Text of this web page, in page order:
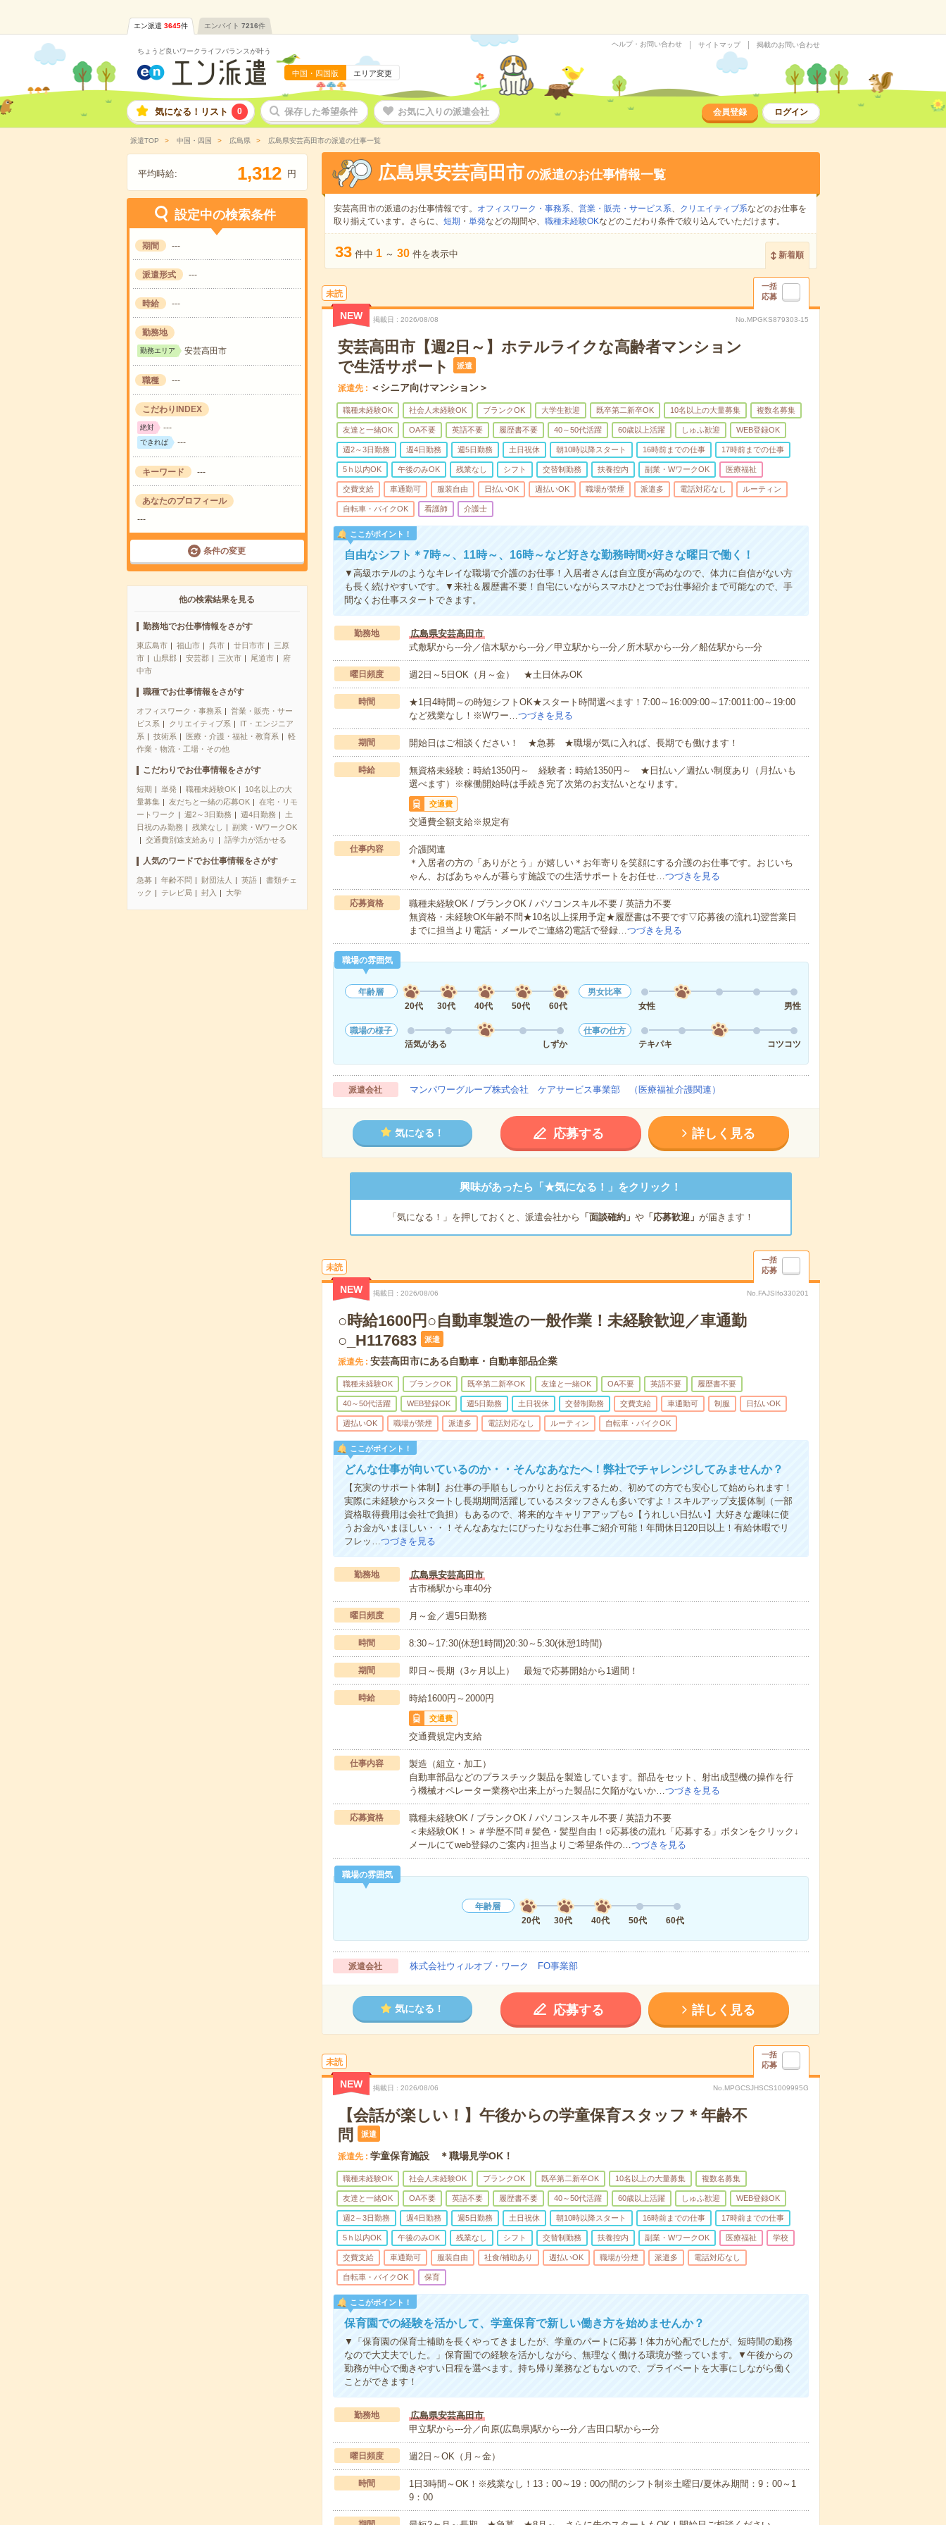
エン派遣 3645件 エンバイト 7216件
ちょうど良いワークライフバランスが叶う
中国・四国版 エリア変更
ヘルプ・お問い合わせ サイトマップ 掲載のお問い合わせ
気になる！リスト 0 保存した希望条件 お気に入りの派遣会社 会員登録 ログイン
派遣TOP 中国・四国 広島県 広島県安芸高田市の派遣の仕事一覧
平均時給: 1,312 円
設定中の検索条件
期間 ---
派遣形式 ---
時給 ---
勤務地
勤務エリア 安芸高田市
職種 ---
こだわりINDEX
絶対 ---
できれば ---
キーワード ---
あなたのプロフィール
---
条件の変更
他の検索結果を見る
勤務地でお仕事情報をさがす
東広島市 福山市 呉市 廿日市市
三原
市
山県郡 安芸郡 三次市 尾道市
府
中市
職種でお仕事情報をさがす
オフィスワーク・事務系
営業・販売・サー
ビス系
クリエイティブ系
IT・エンジニア
系
技術系 医療・介護・福祉・教育系
軽
作業・物流・工場・その他
こだわりでお仕事情報をさがす
短期 単発 職種未経験OK
10名以上の大
量募集
友だちと一緒の応募OK
在宅・リモ
ートワーク
週2～3日勤務 週4日勤務
土
日祝のみ勤務
残業なし
副業・WワークOK
交通費別途支給あり
語学力が活かせる
人気のワードでお仕事情報をさがす
急募 年齢不問 財団法人 英語
書類チェ
ック
テレビ局 封入 大学
広島県安芸高田市の派遣のお仕事情報一覧
安芸高田市の派遣のお仕事情報です。 オフィスワーク・事務系、 営業・販売・サービス系、 クリエイティブ系などのお仕事を
取り揃えています。さらに、 短期 ・ 単発などの期間や、 職種未経験OKなどのこだわり条件で絞り込んでいただけます。
33 件中 1 ～ 30 件を表示中 新着順
未読
一括
応募
NEW 掲載日 2026/08/08 No.MPGKS879303-15
安芸高田市【週2日～】ホテルライクな高齢者マンション
で生活サポート
派遣
派遣先 ＜シニア向けマンション＞
職種未経験OK 社会人未経験OK ブランクOK 大学生歓迎 既卒第二新卒OK 10名以上の大量募集 複数名募集
友達と一緒OK OA不要 英語不要 履歴書不要 40～50代活躍 60歳以上活躍 しゅふ歓迎 WEB登録OK
週2～3日勤務 週4日勤務 週5日勤務 土日祝休 朝10時以降スタート 16時前までの仕事 17時前までの仕事
5ｈ以内OK 午後のみOK 残業なし シフト 交替制勤務 扶養控内 副業・WワークOK 医療福祉
交費支給 車通勤可 服装自由 日払いOK 週払いOK 職場が禁煙 派遣多 電話対応なし ルーティン
自転車・バイクOK 看護師 介護士
ここがポイント！
自由なシフト＊7時～、11時～、16時～など好きな勤務時間×好きな曜日で働く！
▼高級ホテルのようなキレイな職場で介護のお仕事！入居者さんは自立度が高めなので、体力に自信がない方
も長く続けやすいです。▼来社＆履歴書不要！自宅にいながらスマホひとつでお仕事紹介まで可能なので、手
間なくお仕事スタートできます。
勤務地
広島県安芸高田市
式敷駅から---分／信木駅から---分／甲立駅から---分／所木駅から---分／船佐駅から---分
曜日頻度 週2日～5日OK（月～金） ★土日休みOK
時間
★1日4時間～の時短シフトOK★スタート時間選べます！7:00～16:009:00～17:0011:00～19:00
など残業なし！※Wワー…つづきを見る
期間 開始日はご相談ください！ ★急募 ★職場が気に入れば、長期でも働けます！
時給
無資格未経験：時給1350円～ 経験者：時給1350円～ ★日払い／週払い制度あり（月払いも
選べます）※稼働開始時は手続き完了次第のお支払いとなります。
交通費
交通費全額支給※規定有
仕事内容
介護関連
＊入居者の方の「ありがとう」が嬉しい＊お年寄りを笑顔にする介護のお仕事です。おじいち
ゃん、おばあちゃんが暮らす施設での生活サポートをお任せ…つづきを見る
応募資格
職種未経験OK / ブランクOK / パソコンスキル不要 / 英語力不要
無資格・未経験OK年齢不問★10名以上採用予定★履歴書は不要です▽応募後の流れ1)翌営業日
までに担当より電話・メールでご連絡2)電話で登録…つづきを見る
職場の雰囲気
年齢層
20代
30代 40代 50代 60代
男女比率
女性
男性
職場の様子
活気がある
しずか
仕事の仕方
テキパキ
コツコツ
派遣会社 マンパワーグループ株式会社 ケアサービス事業部 （医療福祉介護関連）
気になる！ 応募する 詳しく見る
興味があったら「★気になる！」をクリック！
「気になる！」を押しておくと、派遣会社から 「面談確約」 や「応募歓迎」 が届きます！
未読
一括
応募
NEW 掲載日 2026/08/06 No.FAJSIfo330201
○時給1600円○自動車製造の一般作業！未経験歓迎／車通勤
○_H117683
派遣
派遣先 安芸高田市にある自動車・自動車部品企業
職種未経験OK ブランクOK 既卒第二新卒OK 友達と一緒OK OA不要 英語不要 履歴書不要
40～50代活躍 WEB登録OK 週5日勤務 土日祝休 交替制勤務 交費支給 車通勤可 制服 日払いOK
週払いOK 職場が禁煙 派遣多 電話対応なし ルーティン 自転車・バイクOK
ここがポイント！
どんな仕事が向いているのか・・そんなあなたへ！弊社でチャレンジしてみませんか？
【充実のサポート体制】お仕事の手順もしっかりとお伝えするため、初めての方でも安心して始められます！
実際に未経験からスタートし長期期間活躍しているスタッフさんも多いですよ！スキルアップ支援体制（一部
資格取得費用は会社で負担）もあるので、将来的なキャリアアップも○【うれしい日払い】大好きな趣味に使
うお金がいまほしい・・！そんなあなたにぴったりなお仕事ご紹介可能！年間休日120日以上！有給休暇でリ
フレッ…つづきを見る
勤務地
広島県安芸高田市
古市橋駅から車40分
曜日頻度 月～金／週5日勤務
時間 8:30～17:30(休憩1時間)20:30～5:30(休憩1時間)
期間 即日～長期（3ヶ月以上） 最短で応募開始から1週間！
時給 時給1600円～2000円
交通費
交通費規定内支給
仕事内容
製造（組立・加工）
自動車部品などのプラスチック製品を製造しています。部品をセット、射出成型機の操作を行
う機械オペレーター業務や出来上がった製品に欠陥がないか…つづきを見る
応募資格
職種未経験OK / ブランクOK / パソコンスキル不要 / 英語力不要
＜未経験OK！＞＃学歴不問＃髪色・髪型自由！○応募後の流れ「応募する」ボタンをクリック↓
メールにてweb登録のご案内↓担当よりご希望条件の…つづきを見る
職場の雰囲気
年齢層
20代
30代 40代 50代 60代
派遣会社 株式会社ウィルオブ・ワーク FO事業部
気になる！ 応募する 詳しく見る
未読
一括
応募
NEW 掲載日 2026/08/06 No.MPGCSJHSCS1009995G
【会話が楽しい！】午後からの学童保育スタッフ＊年齢不
問
派遣
派遣先 学童保育施設 ＊職場見学OK！
職種未経験OK 社会人未経験OK ブランクOK 既卒第二新卒OK 10名以上の大量募集 複数名募集
友達と一緒OK OA不要 英語不要 履歴書不要 40～50代活躍 60歳以上活躍 しゅふ歓迎 WEB登録OK
週2～3日勤務 週4日勤務 週5日勤務 土日祝休 朝10時以降スタート 16時前までの仕事 17時前までの仕事
5ｈ以内OK 午後のみOK 残業なし シフト 交替制勤務 扶養控内 副業・WワークOK 医療福祉 学校
交費支給 車通勤可 服装自由 社食/補助あり 週払いOK 職場が分煙 派遣多 電話対応なし
自転車・バイクOK 保育
ここがポイント！
保育園での経験を活かして、学童保育で新しい働き方を始めませんか？
▼「保育園の保育士補助を長くやってきましたが、学童のパートに応募！体力が心配でしたが、短時間の勤務
なので大丈夫でした。」保育園での経験を活かしながら、無理なく働ける環境が整っています。▼午後からの
勤務が中心で働きやすい日程を選べます。持ち帰り業務などもないので、プライベートを大事にしながら働く
ことができます！
勤務地
広島県安芸高田市
甲立駅から---分／向原(広島県)駅から---分／吉田口駅から---分
曜日頻度 週2日～OK（月～金）
時間
1日3時間～OK！※残業なし！13：00～19：00の間のシフト制※土曜日/夏休み期間：9：00～1
9：00